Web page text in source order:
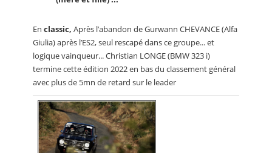
En classic, Après l’abandon de Gurwann CHEVANCE (Alfa
Giulia) après l’ES2, seul rescapé dans ce groupe... et
logique vainqueur... Christian LONGE (BMW 323 i)
termine cette édition 2022 en bas du classement général
avec plus de 5mn de retard sur le leader